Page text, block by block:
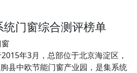
门窗综合测评榜单
年3月，总部位于北京海淀区，
县中欧节能门窗产业园，是集系统